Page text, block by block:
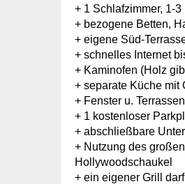
+ 1 Schlafzimmer, 1-3
+ bezogene Betten,
+ eigene Süd-
+ schnelles Internet
+ Kaminofen (Holz
+ separate Küche mit
+ Fenster u.
+ 1 kostenloser
+ abschließbare
+ Nutzung des
Hollywoodschaukel
+ ein eigener Grill